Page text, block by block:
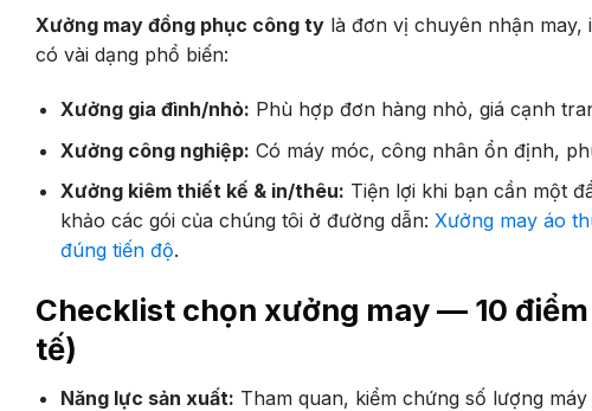
Xưởng may đồng phục công ty là đơn vị chuyên nhận
có vài dạng phổ biến:
Xưởng gia đình/nhỏ: Phù hợp đơn hàng nhỏ, giá cạnh
Xưởng công nghiệp: Có máy móc, công nhân ổn định,
Xưởng kiêm thiết kế & in/thêu: Tiện lợi khi bạn cần một
khảo các gói của chúng tôi ở đường dẫn: Xưởng may áo
đúng tiến độ.
Checklist chọn xưởng may — 10
tế)
Năng lực sản xuất: Tham quan, kiểm chứng số lượng